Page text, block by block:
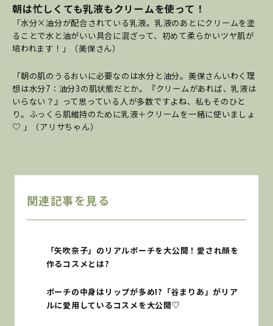
朝は忙しくても乳液もクリームを使って！
「水分×油分が配合されている乳液。乳液のあとにクリームを塗
ることで水と油がいい具合に混ざって、初めて柔らかいツヤ肌が
培われます！」（美保さん）
「朝の肌のうるおいに必要なのは水分と油分。美保さんいわく理
想は水分7：油分3の肌状態だとか。『クリームがあれば、乳液は
いらない？』って思っている人が多数ですよね、私もそのひと
り。ふっくら肌維持のために乳液＋クリームを一緒に使いましょ
♡ 」（アリサちゃん）
関連記事を見る
「矢吹奈子」のリアルポーチを大公開！愛され顔を
作るコスメとは?
ポーチの中身はリップが多め!?「谷まりあ」がリア
ルに愛用しているコスメを大公開♡